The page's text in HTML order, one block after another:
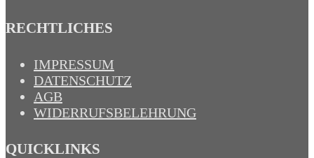
RECHTLICHES
IMPRESSUM
DATENSCHUTZ
AGB
WIDERRUFSBELEHRUNG
QUICKLINKS